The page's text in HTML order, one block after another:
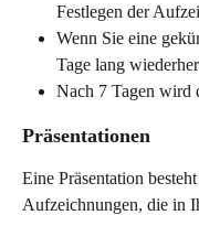
Festlegen der
Wenn Sie eine
Tage lang
Nach 7 Tagen wird
Präsentationen
Eine Präsentation
Aufzeichnungen, die in